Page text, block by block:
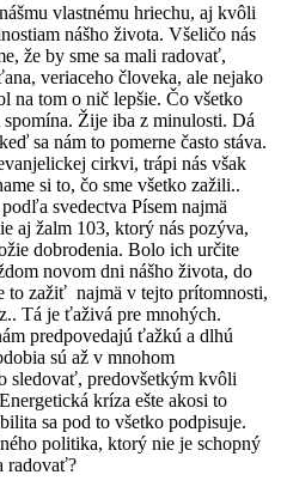
vlastnému hriechu, aj kvôli
nášho života. Všeličo nás
že by sme sa mali radovať,
veriaceho človeka, ale nejako
na tom o nič lepšie. Čo všetko
Žije iba z minulosti. Dá
sa nám to pomerne často stáva.
cirkvi, trápi nás však
si to, čo sme všetko zažili..
svedectva Písem najmä
aj žalm 103, ktorý nás pozýva,
dobrodenia. Bolo ich určite
novom dni nášho života, do
to zažiť najmä v tejto prítomnosti,
Tá je ťaživá pre mnohých.
predpovedajú ťažkú a dlhú
sú až v mnohom
sledovať, predovšetkým kvôli
kríza ešte akosi to
sa pod to všetko podpisuje.
politika, ktorý nie je schopný
radovať?